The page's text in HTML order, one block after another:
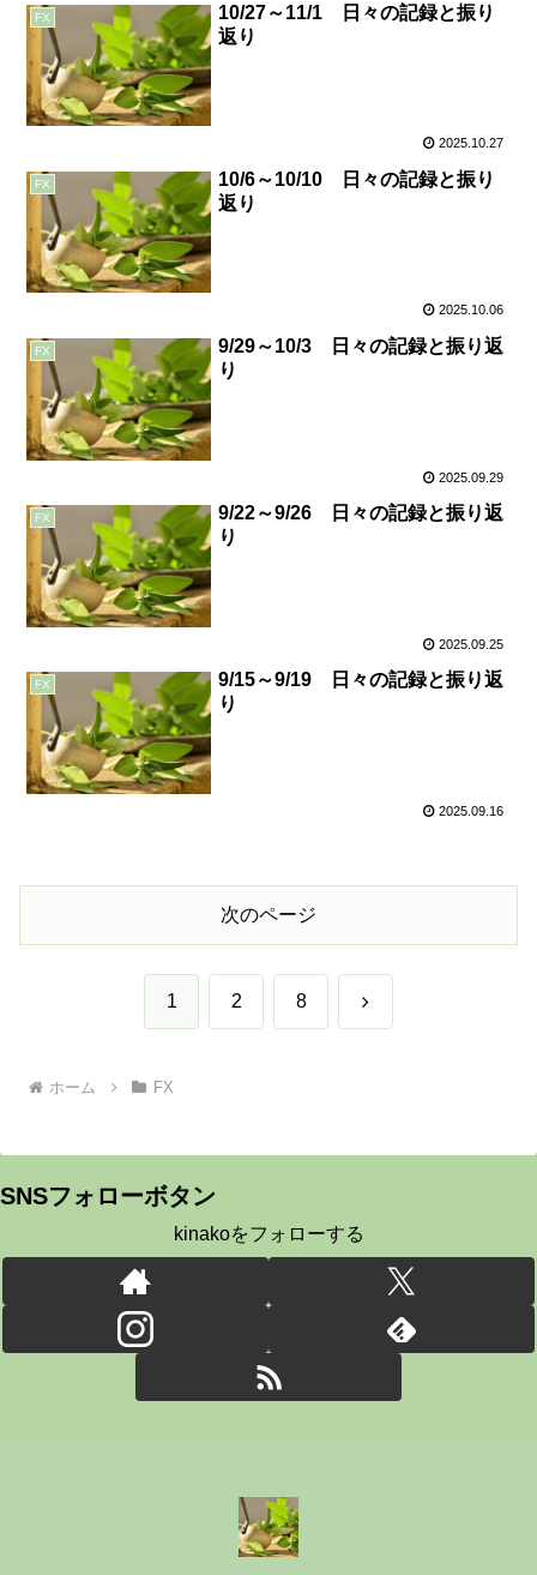
FX
10/27～11/1 日々の記録と振り
返り
2025.10.27
FX
10/6～10/10 日々の記録と振り
返り
2025.10.06
FX
9/29～10/3 日々の記録と振り返
り
2025.09.29
FX
9/22～9/26 日々の記録と振り返
り
2025.09.25
FX
9/15～9/19 日々の記録と振り返
り
2025.09.16
次のページ
1 2 8 次
ホーム FX
SNSフォローボタン
kinakoをフォローする